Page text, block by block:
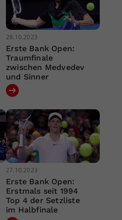
28.10.2023
Erste Bank Open:
Traumfinale
zwischen Medvedev
und Sinner
27.10.2023
Erste Bank Open:
Erstmals seit 1994
Top 4 der Setzliste
im Halbfinale